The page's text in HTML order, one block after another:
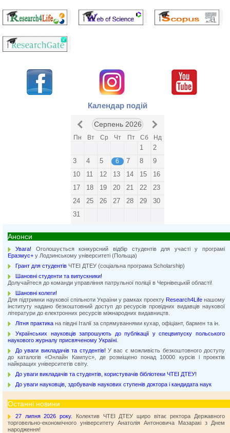
Календар подій
Серпень 2026
Пн Вт Ср Чт Пт Сб Нд
1
2
3
4 5 6 7 8
9
10
11 12 13 14 15
16
17
18 19 20 21 22
23
24
25 26 27 28 29
30
31
Анонси
Увага! Оголошується конкурсний відбір студентів для участі у програмі
Еразмус+ у Лодзинському університеті (Польща)
Грант для студентів ЧТЕІ ДТЕУ (соціальна програма Scholarship)
Шановні студенти та випускники!
Долучайтеся до команди управління патрульної поліції в Чернівецькій області!
Шановні колеги!
Для підтримки наукової спільноти України у рамках проекту Research4Life нашому
інституту надано безкоштовний доступ до ресурсів провідних видавців наукової
літератури до електронних ресурсів міжнародних видавництв.
Літня практика на півдні Італії за спрямуваннями кухар, офіціант, бармен та ін.
Українських науковців запрошують до публікації у спецвипуску польського
наукового журналу присвяченому Україні
До уваги викладачів та студентів! У вас є можливість безкоштовного доступу
до каталогів «Онлайн Кампус», де розміщено понад 10000 курсів і проектів
найкращих університетів світу.
До уваги викладачів та студентів, користувачів бібліотеки ЧТЕІ ДТЕУ!
До уваги науковців, здобувачів наукових ступенів доктора і кандидата наук
Останні новини
27 липня 2026 року.
Колектив ЧТЕІ ДТЕУ щиро вітає ректора Державного
торговельно-економічного університету Анатолія Антоновича Мазаракі з Днем
народження!